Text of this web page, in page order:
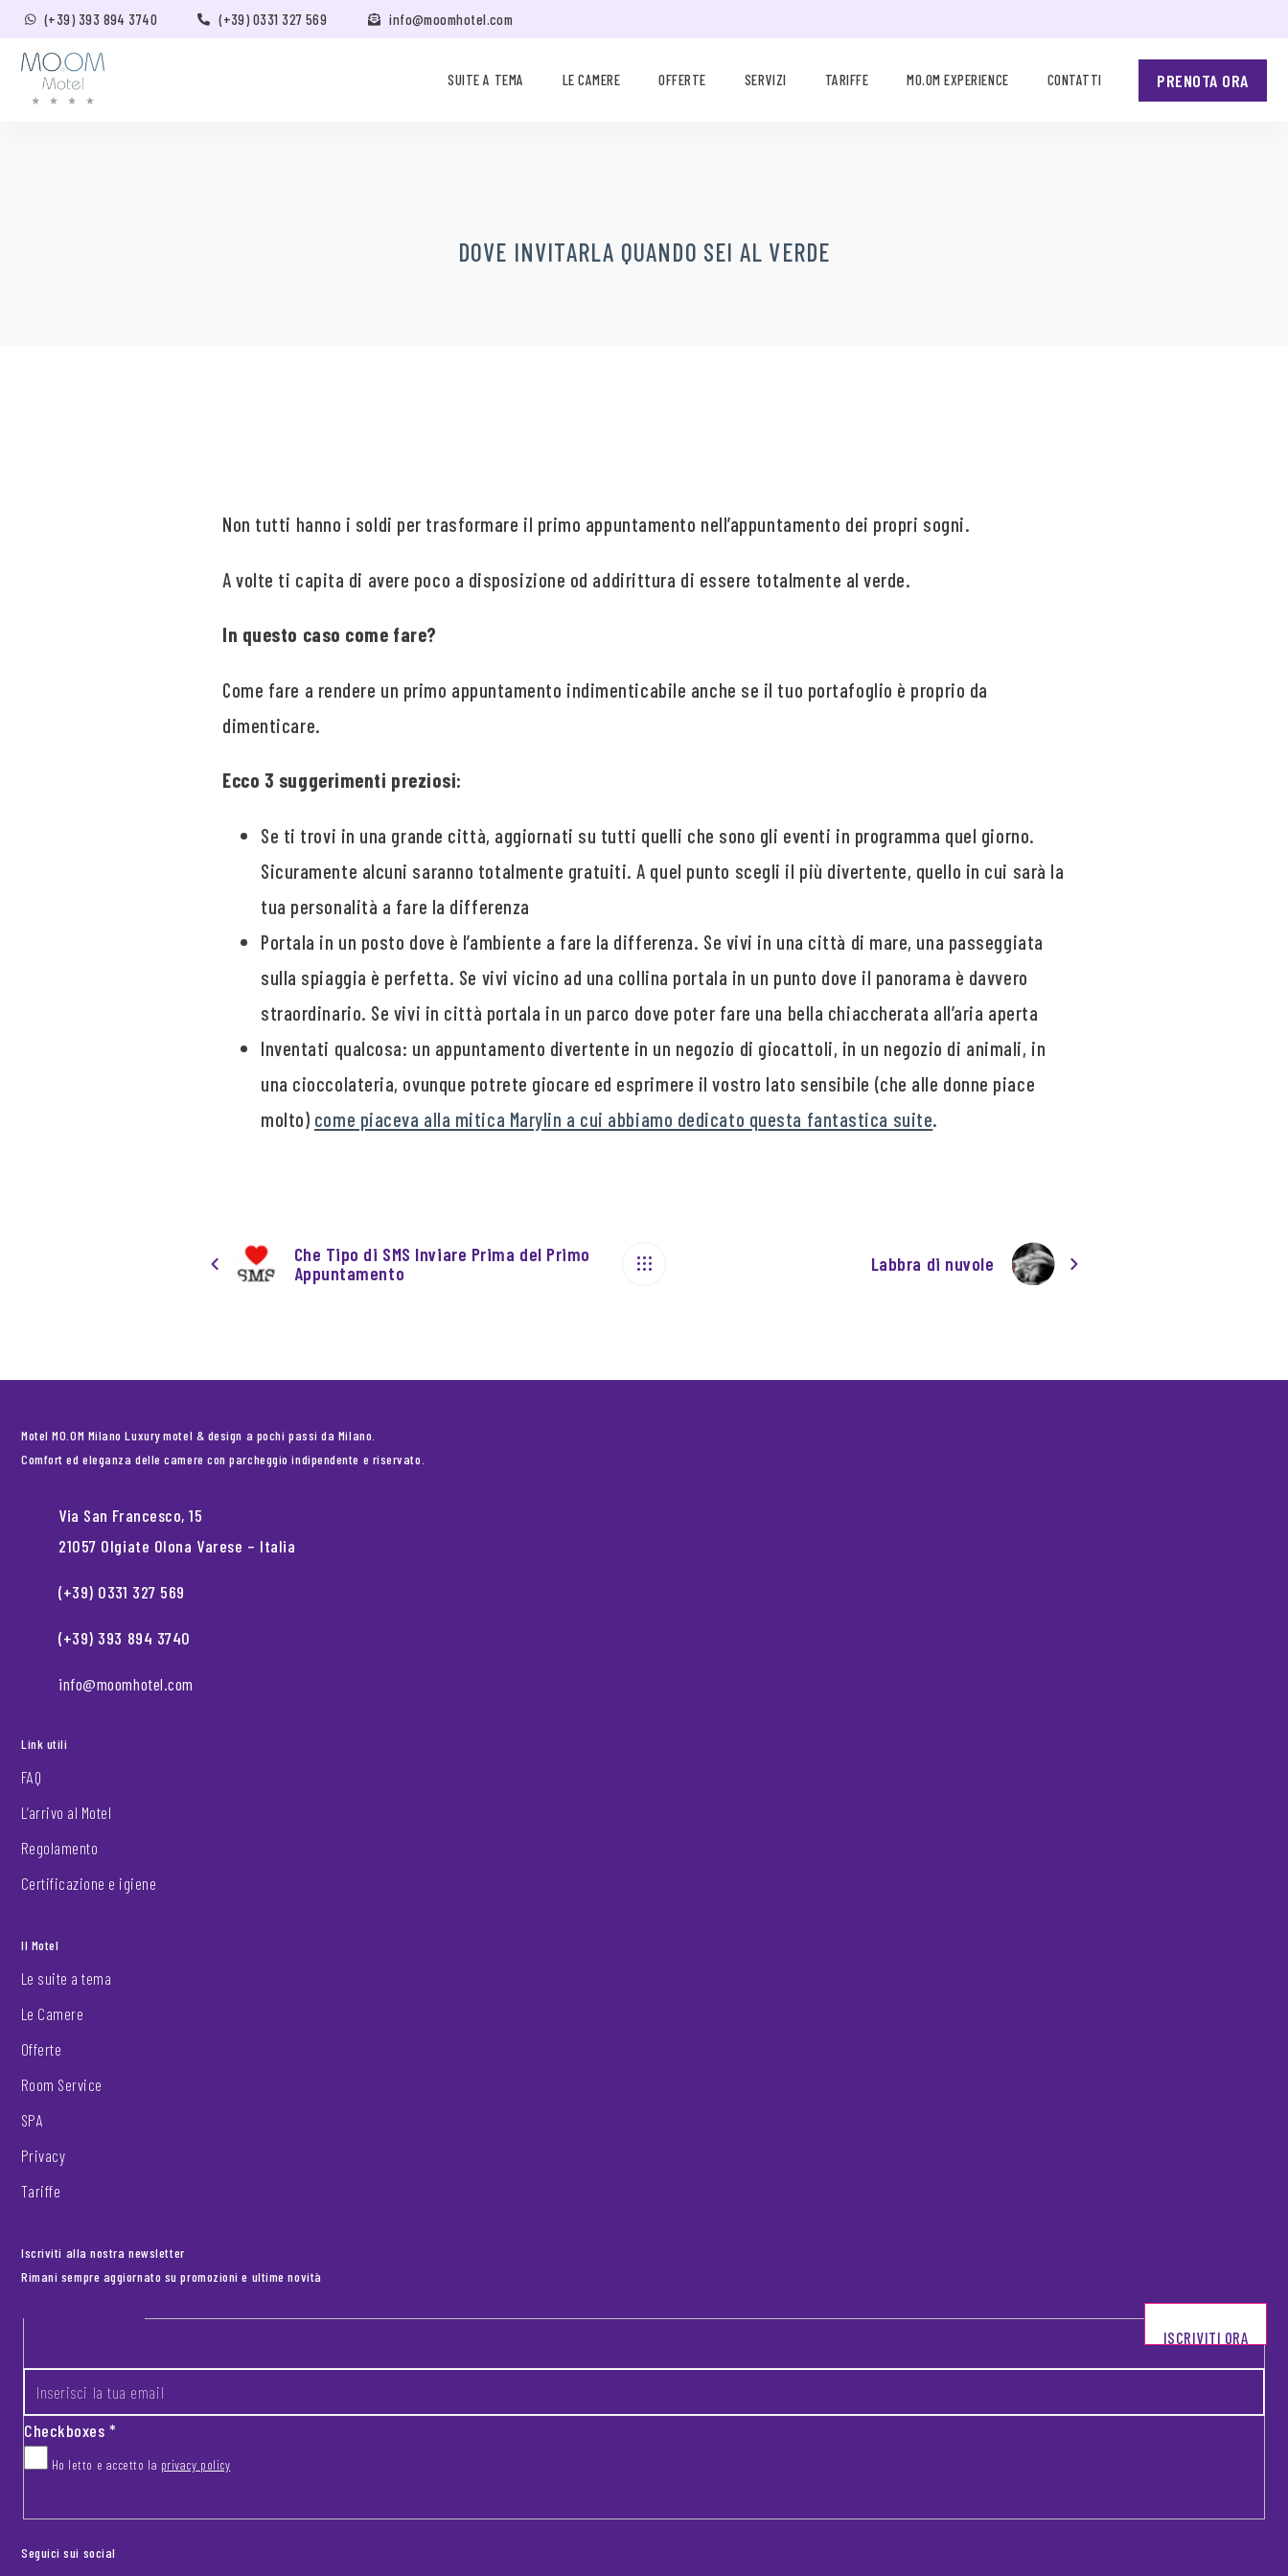
(+39) 393 894 3740 (+39) 0331 327 569 info@moomhotel.com
SUITE A TEMA LE CAMERE OFFERTE SERVIZI TARIFFE MO.OM EXPERIENCE CONTATTI PRENOTA ORA
DOVE INVITARLA QUANDO SEI AL VERDE
Non tutti hanno i soldi per trasformare il primo appuntamento nell’appuntamento dei propri sogni.
A volte ti capita di avere poco a disposizione od addirittura di essere totalmente al verde.
In questo caso come fare?
Come fare a rendere un primo appuntamento indimenticabile anche se il tuo portafoglio è proprio da
dimenticare.
Ecco 3 suggerimenti preziosi:
Se ti trovi in una grande città, aggiornati su tutti quelli che sono gli eventi in programma quel giorno.
Sicuramente alcuni saranno totalmente gratuiti. A quel punto scegli il più divertente, quello in cui sarà la
tua personalità a fare la differenza
Portala in un posto dove è l’ambiente a fare la differenza. Se vivi in una città di mare, una passeggiata
sulla spiaggia è perfetta. Se vivi vicino ad una collina portala in un punto dove il panorama è davvero
straordinario. Se vivi in città portala in un parco dove poter fare una bella chiaccherata all’aria aperta
Inventati qualcosa: un appuntamento divertente in un negozio di giocattoli, in un negozio di animali, in
una cioccolateria, ovunque potrete giocare ed esprimere il vostro lato sensibile (che alle donne piace
molto) come piaceva alla mitica Marylin a cui abbiamo dedicato questa fantastica suite.
Che Tipo di SMS Inviare Prima del Primo
Appuntamento
Labbra di nuvole
Motel MO.OM Milano Luxury motel & design a pochi passi da Milano.
Comfort ed eleganza delle camere con parcheggio indipendente e riservato.
Via San Francesco, 15
21057 Olgiate Olona Varese – Italia
(+39) 0331 327 569
(+39) 393 894 3740
info@moomhotel.com
Link utili
FAQ
L’arrivo al Motel
Regolamento
Certificazione e igiene
Il Motel
Le suite a tema
Le Camere
Offerte
Room Service
SPA
Privacy
Tariffe
Iscriviti alla nostra newsletter
Rimani sempre aggiornato su promozioni e ultime novità
Footer newsletter
Checkboxes*
Ho letto e accetto la privacy policy
ISCRIVITI ORA
Seguici sui social